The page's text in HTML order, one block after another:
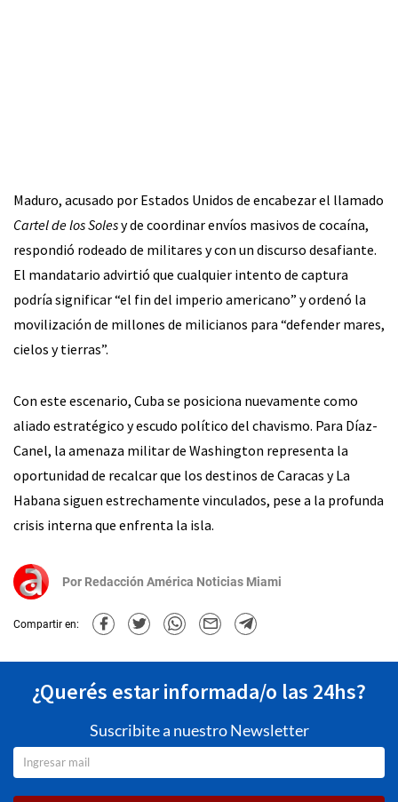
Maduro, acusado por Estados Unidos de encabezar el llamado
Cartel de los Solesy de coordinar envíos masivos de cocaína,
respondió rodeado de militares y con un discurso desafiante.
El mandatario advirtió que cualquier intento de captura
podría significar “el fin del imperio americano” y ordenó la
movilización de millones de milicianos para “defender mares,
cielos y tierras”.
Con este escenario, Cuba se posiciona nuevamente como
aliado estratégico y escudo político del chavismo. Para Díaz-
Canel, la amenaza militar de Washington representa la
oportunidad de recalcar que los destinos de Caracas y La
Habana siguen estrechamente vinculados, pese a la profunda
crisis interna que enfrenta la isla.
Por Redacción América Noticias Miami
Compartir en:
¿Querés estar informada/o las 24hs?
Suscribite a nuestro Newsletter